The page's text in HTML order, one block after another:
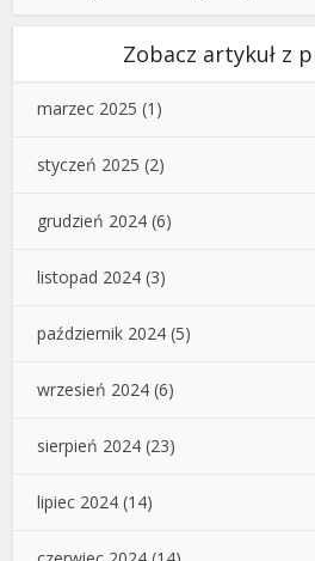
Zobacz artykuł z
marzec 2025 (1)
styczeń 2025 (2)
grudzień 2024 (6)
listopad 2024 (3)
październik 2024 (5)
wrzesień 2024 (6)
sierpień 2024 (23)
lipiec 2024 (14)